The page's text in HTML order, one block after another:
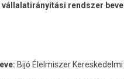
rendszer
Bijó Élelmiszer